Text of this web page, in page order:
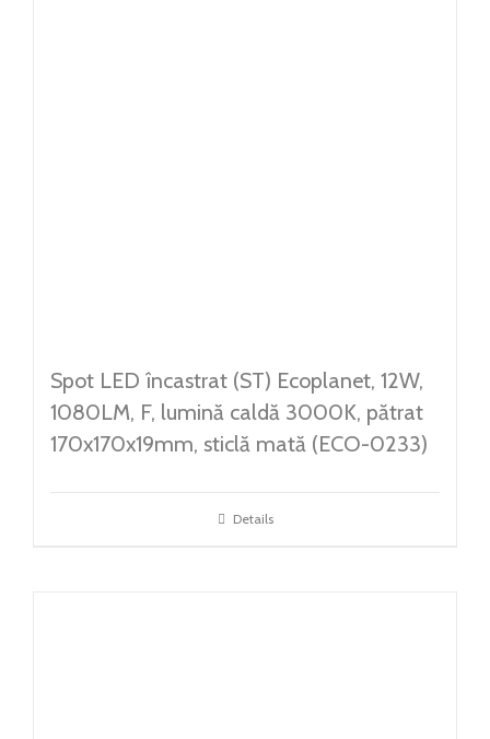
Spot LED încastrat (ST) Ecoplanet, 12W,
1080LM, F, lumină caldă 3000K, pătrat
170x170x19mm, sticlă mată (ECO-0233)
Details